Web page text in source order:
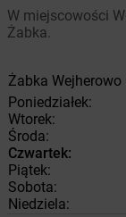
W miejscowości
Żabka.
Żabka Wejherowo
Poniedziałek:
Wtorek:
Środa:
Czwartek:
Piątek:
Sobota:
Niedziela: